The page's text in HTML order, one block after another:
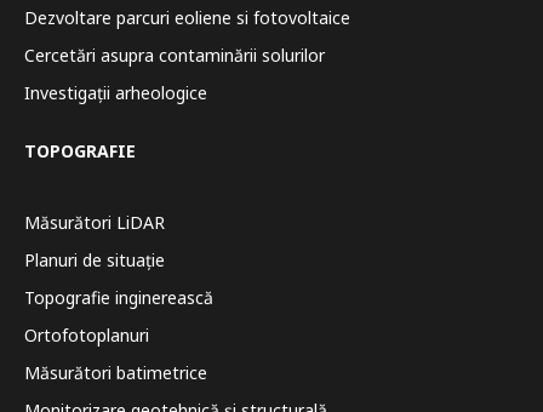
Dezvoltare parcuri eoliene si fotovoltaice
Cercetări asupra contaminării solurilor
Investigații arheologice
TOPOGRAFIE
Măsurători LiDAR
Planuri de situație
Topografie inginerească
Ortofotoplanuri
Măsurători batimetrice